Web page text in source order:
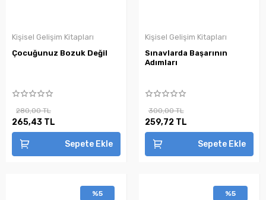
Kişisel Gelişim Kitapları
Çocuğunuz Bozuk Değil
280,00 TL
265,43 TL
Sepete Ekle
Kişisel Gelişim Kitapları
Sınavlarda Başarının
Adımları
300,00 TL
259,72 TL
Sepete Ekle
%5 %5